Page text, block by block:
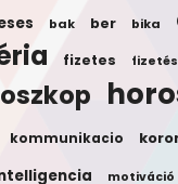
bak ber bika
fizetes fizetés
kommunikacio
motiváció